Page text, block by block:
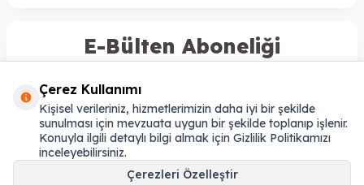
E-Bülten Aboneliği
Kayıt olun
KVKK Sözleşmesi'ni
Çerez Kullanımı
Kişisel verileriniz, hizmetlerimizin daha iyi bir şekilde
sunulması için mevzuata uygun bir şekilde toplanıp işlenir.
Konuyla ilgili detaylı bilgi almak için Gizlilik Politikamızı
inceleyebilirsiniz.
Çerezleri Özelleştir